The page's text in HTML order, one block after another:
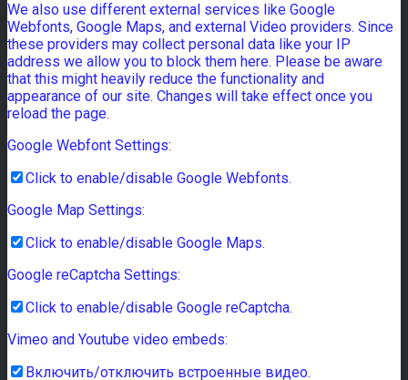
We also use different external services like Google
Webfonts, Google Maps, and external Video providers. Since
these providers may collect personal data like your IP
address we allow you to block them here. Please be aware
that this might heavily reduce the functionality and
appearance of our site. Changes will take effect once you
reload the page.
Google Webfont Settings:
Click to enable/disable Google Webfonts.
Google Map Settings:
Click to enable/disable Google Maps.
Google reCaptcha Settings:
Click to enable/disable Google reCaptcha.
Vimeo and Youtube video embeds:
Включить/отключить встроенные видео.